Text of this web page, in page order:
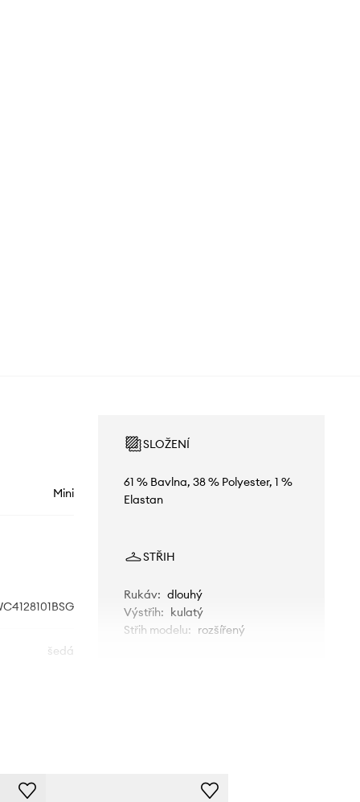
Mini
šedá
SLOŽENÍ
61 % Bavlna, 38 % Polyester, 1 %
Elastan
STŘIH
Rukáv: dlouhý
Výstřih: kulatý
Střih modelu: rozšířený